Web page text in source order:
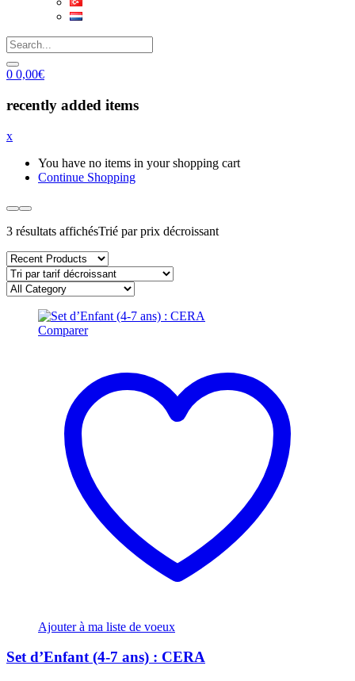
0 0,00€
recently added items
x
You have no items in your shopping cart
Continue Shopping
3 résultats affichésTrié par prix décroissant
Comparer
Ajouter à ma liste de voeux
Set d’Enfant (4-7 ans) : CERA